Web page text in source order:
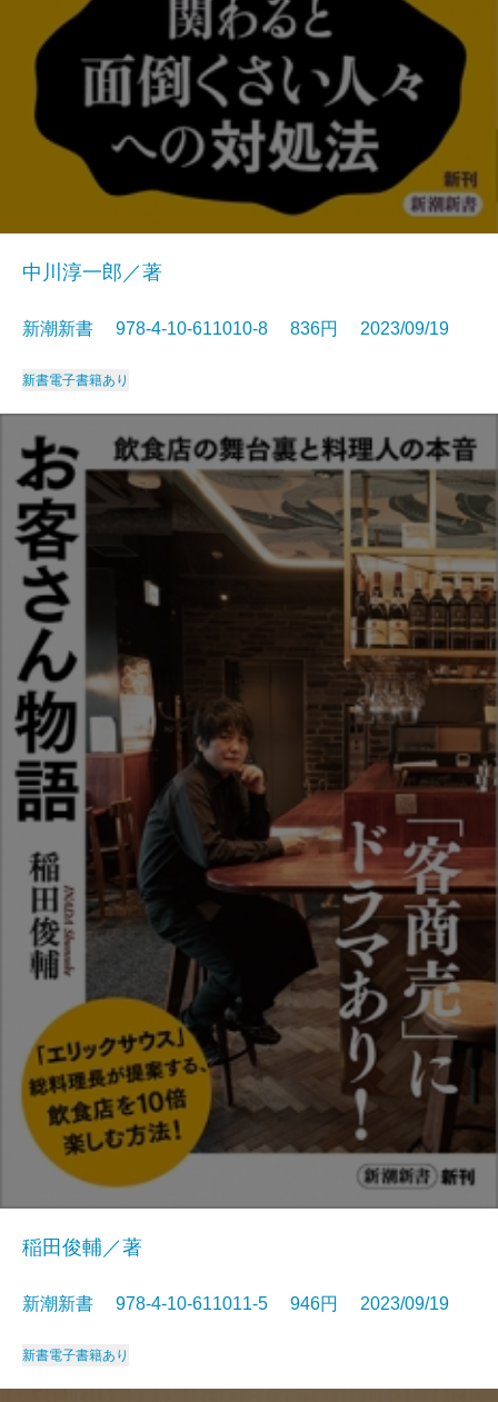
中川淳一郎／著
新潮新書 978-4-10-611010-8 836円 2023/09/19
新書電子書籍あり
稲田俊輔／著
新潮新書 978-4-10-611011-5 946円 2023/09/19
新書電子書籍あり